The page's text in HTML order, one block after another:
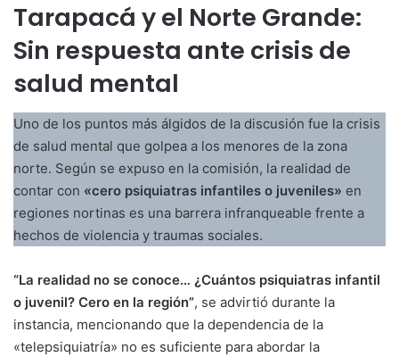
Tarapacá y el Norte Grande:
Sin respuesta ante crisis de
salud mental
Uno de los puntos más álgidos de la discusión fue la crisis
de salud mental que golpea a los menores de la zona
norte. Según se expuso en la comisión, la realidad de
contar con «cero psiquiatras infantiles o juveniles» en
regiones nortinas es una barrera infranqueable frente a
hechos de violencia y traumas sociales.
“La realidad no se conoce… ¿Cuántos psiquiatras infantil
o juvenil? Cero en la región”, se advirtió durante la
instancia, mencionando que la dependencia de la
«telepsiquiatría» no es suficiente para abordar la